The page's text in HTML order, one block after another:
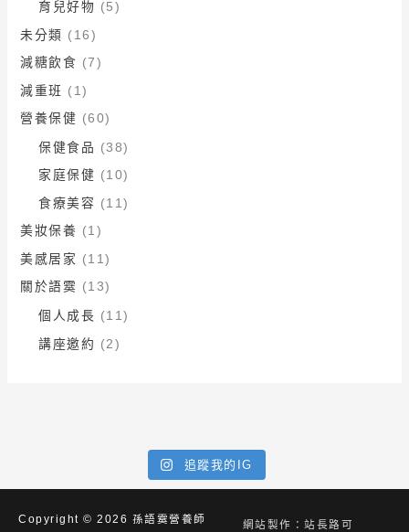
育兒好物 (5)
未分類 (16)
減糖飲食 (7)
減重班 (1)
營養保健 (60)
保健食品 (38)
家庭保健 (10)
食療美容 (11)
美妝保養 (1)
美感居家 (11)
關於語霙 (13)
個人成長 (11)
講座邀約 (2)
追蹤我的IG
Copyright © 2026 孫語霙營養師 網站製作：站長路可